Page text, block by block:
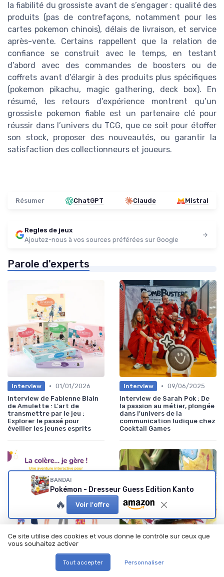
la fiabilité du grossiste avant de s’engager : qualité des
produits (pas de contrefaçons, notamment pour les
cartes pokemon chinois), délais de livraison, et service
après-vente. Certains rappellent que la relation de
confiance se construit avec le temps, en testant
d’abord avec des commandes de boosters ou de
coffrets avant d’élargir à des produits plus spécifiques
(pokemon pikachu, magic gathering, deck box). En
résumé, les retours d’expérience montrent qu’un
grossiste pokemon fiable est un partenaire clé pour
réussir dans l’univers du TCG, que ce soit pour étoffer
son stock, proposer des nouveautés, ou garantir la
satisfaction des collectionneurs et joueurs.
Résumer ChatGPT Claude Mistral
Regles de jeux
Ajoutez-nous à vos sources préférées sur Google
Parole d'experts
Interview • 01/01/2026
Interview de Fabienne Blain
de Amulette : L'art de
transmettre par le jeu :
Explorer le passé pour
éveiller les jeunes esprits
Interview • 09/06/2025
Interview de Sarah Pok : De
la passion au métier, plongée
dans l'univers de la
communication ludique chez
Cocktail Games
28/03/2025
Interview de Lise Gaschet :
BANDAI
Pokémon - Dresseur Guess Edition Kanto
🔥 Voir l'offre
Ce site utilise des cookies et vous donne le contrôle sur ceux que
vous souhaitez activer
Tout accepter Personnaliser